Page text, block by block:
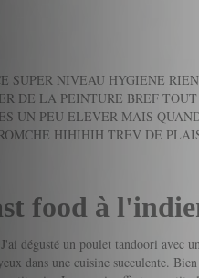
SUPER NIVEAU HYGIENE
DE LA PEINTURE BREF
UN PEU ELEVER MAIS
HIHIHIH TREV DE
food à
dégusté un poulet tandoori avec
dans une cuisine succulente.